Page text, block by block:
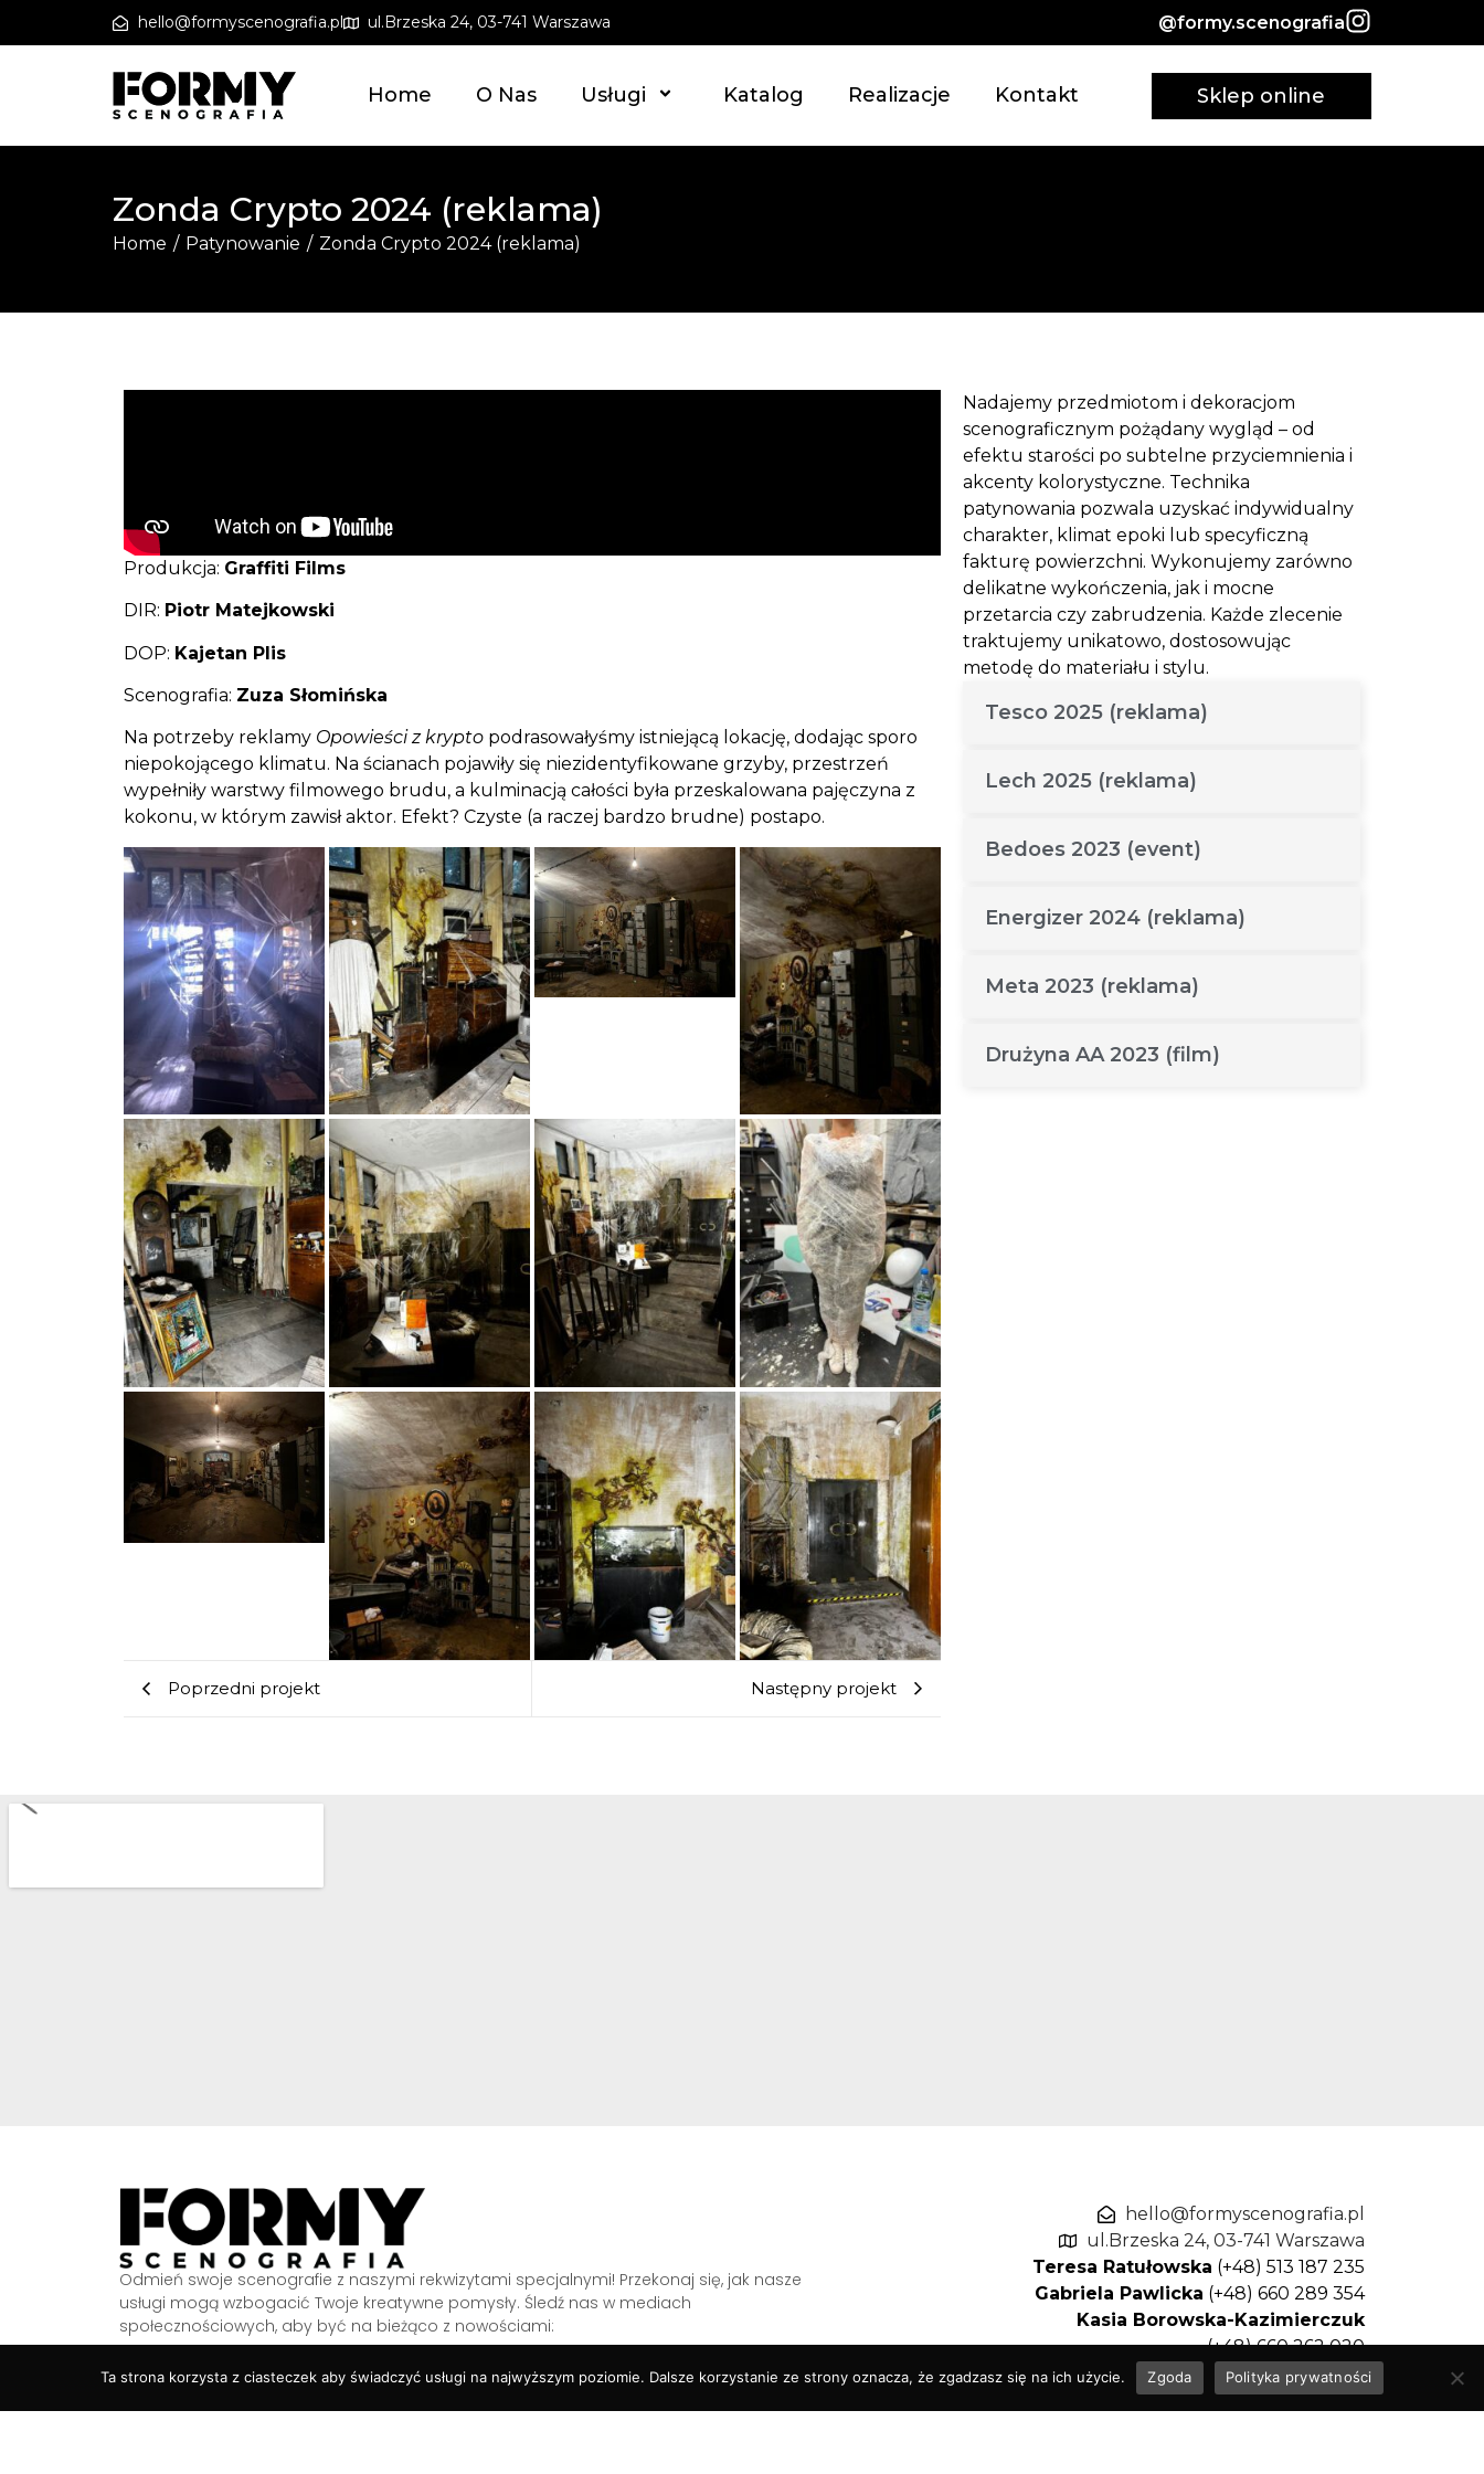
hello@formyscenografia.pl ul.Brzeska 24, 03-741 Warszawa @formy.scenografia
Home O Nas Usługi Katalog Realizacje Kontakt Sklep online
Zonda Crypto 2024 (reklama)
Home / Patynowanie / Zonda Crypto 2024 (reklama)
Produkcja: Graffiti Films
DIR: Piotr Matejkowski
DOP: Kajetan Plis
Scenografia: Zuza Słomińska
Na potrzeby reklamy Opowieści z krypto podrasowałyśmy istniejącą lokację, dodając sporo
niepokojącego klimatu. Na ścianach pojawiły się niezidentyfikowane grzyby, przestrzeń
wypełniły warstwy filmowego brudu, a kulminacją całości była przeskalowana pajęczyna z
kokonu, w którym zawisł aktor. Efekt? Czyste (a raczej bardzo brudne) postapo.
Poprzedni projekt Następny projekt
Nadajemy przedmiotom i dekoracjom
scenograficznym pożądany wygląd – od
efektu starości po subtelne przyciemnienia i
akcenty kolorystyczne. Technika
patynowania pozwala uzyskać indywidualny
charakter, klimat epoki lub specyficzną
fakturę powierzchni. Wykonujemy zarówno
delikatne wykończenia, jak i mocne
przetarcia czy zabrudzenia. Każde zlecenie
traktujemy unikatowo, dostosowując
metodę do materiału i stylu.
Tesco 2025 (reklama)
Lech 2025 (reklama)
Bedoes 2023 (event)
Energizer 2024 (reklama)
Meta 2023 (reklama)
Drużyna AA 2023 (film)
Odmień swoje scenografie z naszymi rekwizytami specjalnymi! Przekonaj się, jak nasze
usługi mogą wzbogacić Twoje kreatywne pomysły. Śledź nas w mediach
społecznościowych, aby być na bieżąco z nowościami:
hello@formyscenografia.pl
ul.Brzeska 24, 03-741 Warszawa
Teresa Ratułowska (+48) 513 187 235
Gabriela Pawlicka (+48) 660 289 354
Kasia Borowska-Kazimierczuk
(+48) 660 262 020
Ta strona korzysta z ciasteczek aby świadczyć usługi na najwyższym poziomie. Dalsze korzystanie ze strony oznacza, że zgadzasz się na ich użycie. Zgoda Polityka prywatności